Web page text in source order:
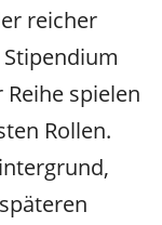
reicher
spielen
Rollen.